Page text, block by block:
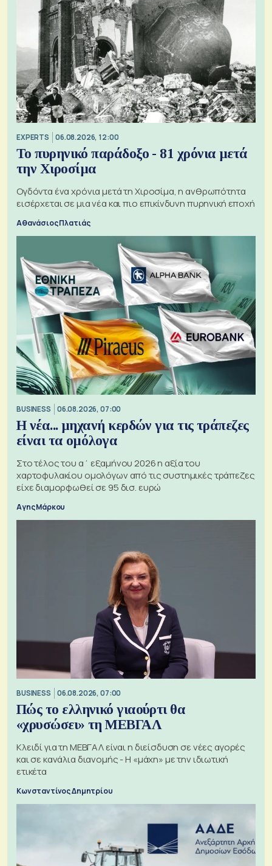
EXPERTS 06.08.2026, 12:00
Το πυρηνικό παράδοξο - 81 χρόνια μετά
την Χιροσίμα
Ογδόντα ένα χρόνια μετά τη Χιροσίμα, η ανθρωπότητα
εισέρχεται σε μια νέα και πιο επικίνδυνη πυρηνική εποχή
Αθανάσιος Πλατιάς
BUSINESS 06.08.2026, 07:00
Η νέα... μηχανή κερδών για τις τράπεζες
είναι τα ομόλογα
Στο τέλος του α΄ εξαμήνου 2026 η αξία του
χαρτοφυλακίου ομολόγων από τις συστημικές τράπεζες
είχε διαμορφωθεί σε 95 δισ. ευρώ
Αγης Μάρκου
BUSINESS 06.08.2026, 07:00
Πώς το ελληνικό γιαούρτι θα
«χρυσώσει» τη ΜΕΒΓΑΛ
Κλειδί για τη ΜΕΒΓΑΛ είναι η διείσδυση σε νέες αγορές
και σε κανάλια διανομής - Η «μάχη» με την ιδιωτική
ετικέτα
Κωνσταντίνος Δημητρίου